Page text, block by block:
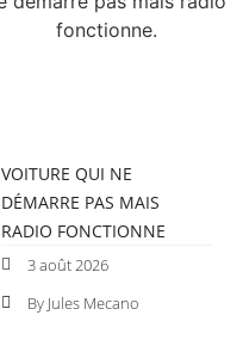
VOITURE QUI NE
DÉMARRE PAS MAIS
RADIO FONCTIONNE
3 août 2026
By Jules Mecano